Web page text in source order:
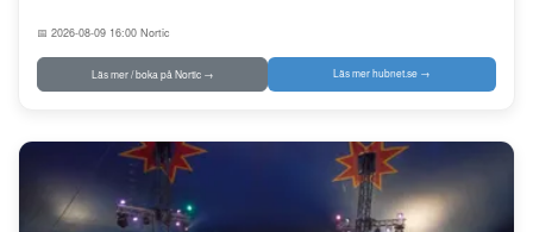
📅 2026-08-09 16:00 Nortic
Läs mer / boka på Nortic → Läs mer hubnet.se →